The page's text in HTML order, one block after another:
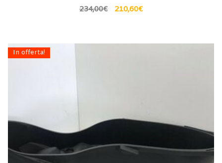
234,00€ 210,60€
In offerta!